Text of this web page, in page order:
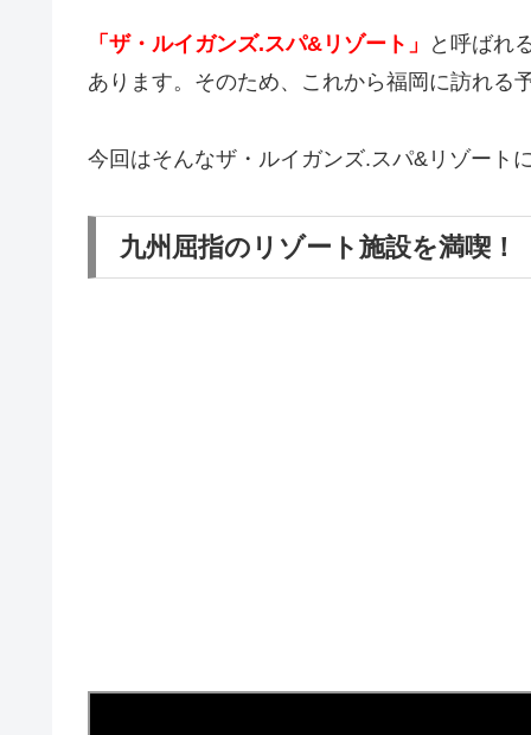
「ザ・ルイガンズ.スパ&リゾート」
と呼ばれ
あります。そのため、これから福岡に訪れる
今回はそんなザ・ルイガンズ.スパ&リゾート
九州屈指のリゾート施設を満喫！